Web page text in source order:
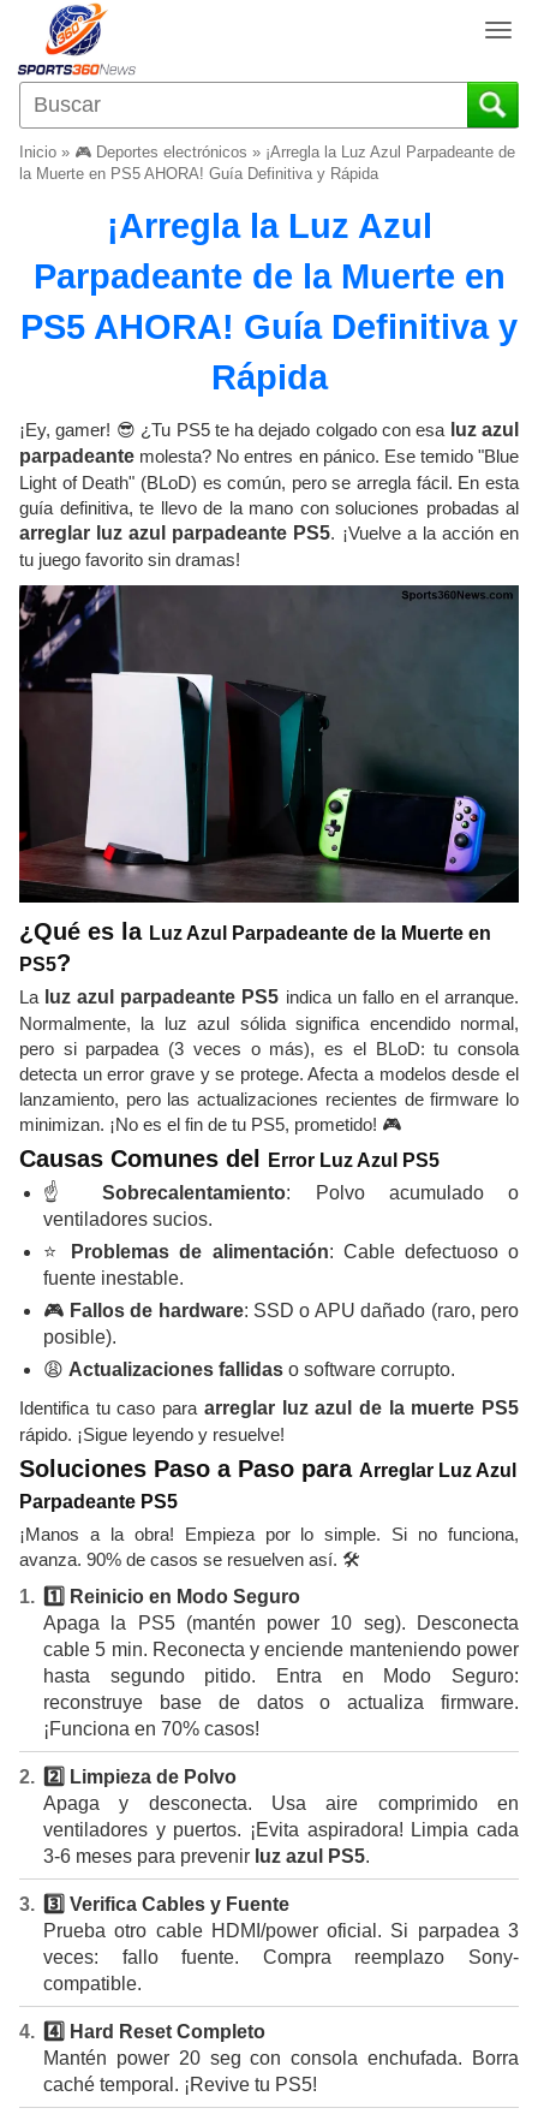
T
g
g
i
a
t
n
Inicio » 🎮 Deportes electrónicos » ¡Arregla la Luz Azul Parpadeante de
la Muerte en PS5 AHORA! Guía Definitiva y Rápida
¡Arregla la Luz Azul
Parpadeante de la Muerte en
PS5 AHORA! Guía Definitiva y
Rápida
¡Ey, gamer! 😎 ¿Tu PS5 te ha dejado colgado con esa luz azul
parpadeante molesta? No entres en pánico. Ese temido "Blue
Light of Death" (BLoD) es común, pero se arregla fácil. En esta
guía definitiva, te llevo de la mano con soluciones probadas al
arreglar luz azul parpadeante PS5. ¡Vuelve a la acción en
tu juego favorito sin dramas!
¿Qué es la Luz Azul Parpadeante de la Muerte en
PS5?
La luz azul parpadeante PS5 indica un fallo en el arranque.
Normalmente, la luz azul sólida significa encendido normal,
pero si parpadea (3 veces o más), es el BLoD: tu consola
detecta un error grave y se protege. Afecta a modelos desde el
lanzamiento, pero las actualizaciones recientes de firmware lo
minimizan. ¡No es el fin de tu PS5, prometido! 🎮
Causas Comunes del Error Luz Azul PS5
☝️Sobrecalentamiento: Polvo acumulado o
ventiladores sucios.
⭐
Problemas de alimentación: Cable defectuoso o
fuente inestable.
🎮 Fallos de hardware: SSD o APU dañado (raro, pero
posible).
😩 Actualizaciones fallidas o software corrupto.
Identifica tu caso para arreglar luz azul de la muerte PS5
rápido. ¡Sigue leyendo y resuelve!
Soluciones Paso a Paso para Arreglar Luz Azul
Parpadeante PS5
¡Manos a la obra! Empieza por lo simple. Si no funciona,
avanza. 90% de casos se resuelven así. 🛠️
1️⃣ Reinicio en Modo Seguro
Apaga la PS5 (mantén power 10 seg). Desconecta
cable 5 min. Reconecta y enciende manteniendo power
hasta segundo pitido. Entra en Modo Seguro:
reconstruye base de datos o actualiza firmware.
¡Funciona en 70% casos!
2️⃣ Limpieza de Polvo
Apaga y desconecta. Usa aire comprimido en
ventiladores y puertos. ¡Evita aspiradora! Limpia cada
3-6 meses para prevenir luz azul PS5.
3️⃣ Verifica Cables y Fuente
Prueba otro cable HDMI/power oficial. Si parpadea 3
veces: fallo fuente. Compra reemplazo Sony-
compatible.
4️⃣ Hard Reset Completo
Mantén power 20 seg con consola enchufada. Borra
caché temporal. ¡Revive tu PS5!